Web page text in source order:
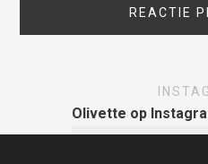
Olivette op